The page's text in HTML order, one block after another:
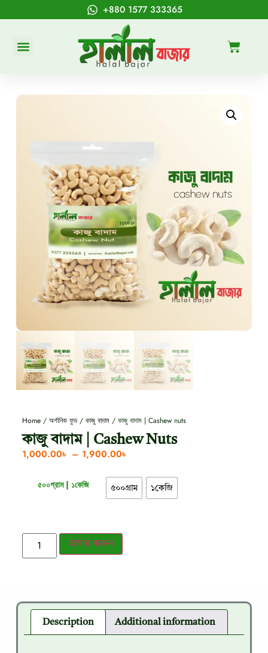
+880 1577 333365
Home/ অর্গানিক ফুড/ কাজু বাদাম/ কাজু বাদাম | Cashew nuts
কাজু বাদাম | Cashew Nuts
1,000.00৳ – 1,900.00৳
৫০০গ্রাম | ১কেজি ৫০০গ্রাম ১কেজি
অর্ডার করুন
Description Additional information